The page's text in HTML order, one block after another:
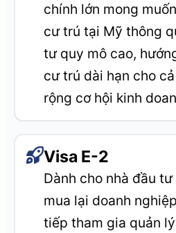
chính lớn mong
cư trú tại Mỹ thông
tư quy mô cao,
cư trú dài hạn cho
rộng cơ hội kinh
Visa E-2
Dành cho nhà đầu
mua lại doanh
tiếp tham gia quản